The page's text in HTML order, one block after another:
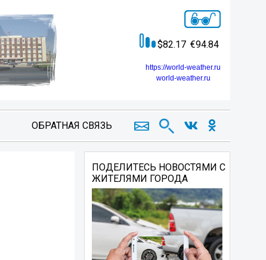
82.17 94.84
https://world-weather.ru
world-weather.ru
ОБРАТНАЯ СВЯЗЬ
ПОДЕЛИТЕСЬ НОВОСТЯМИ С
ЖИТЕЛЯМИ ГОРОДА